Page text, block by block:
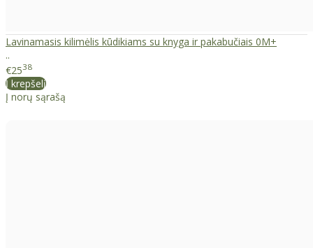
Lavinamasis kilimėlis kūdikiams su knyga ir pakabučiais 0M+
..
€2538
Į krepšelį
Į norų sąrašą